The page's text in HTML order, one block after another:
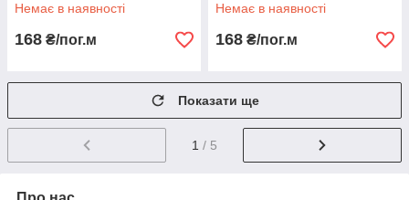
Немає в наявності
168 ₴/пог.м
Немає в наявності
168 ₴/пог.м
Показати ще
1 / 5